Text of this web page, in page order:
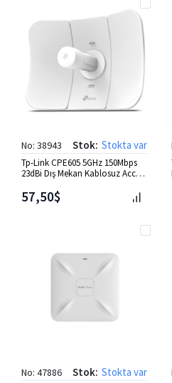
No: 38943 Stok: Stokta var
Tp-Link CPE605 5GHz 150Mbps
23dBi Dış Mekan Kablosuz Access
57,50$
No: 47886 Stok: Stokta var